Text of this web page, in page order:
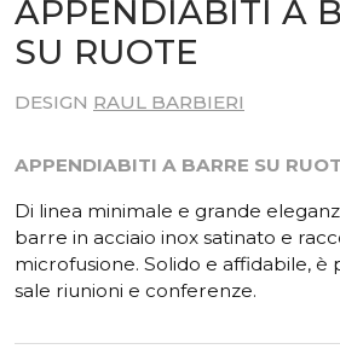
APPENDIABITI A
SU RUOTE
DESIGN RAUL BARBIERI
APPENDIABITI A BARRE SU
Di linea minimale e grande
barre in acciaio inox satinato e
microfusione. Solido e affidabile,
sale riunioni e conferenze.